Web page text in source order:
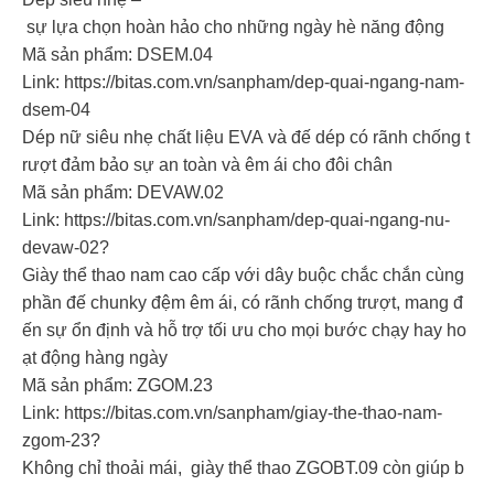
sự lựa chọn hoàn hảo cho những ngày hè năng động
Mã sản phẩm: DSEM.04
Link: https://bitas.com.vn/sanpham/dep-quai-ngang-nam-
dsem-04
Dép nữ siêu nhẹ chất liệu EVA và đế dép có rãnh chống t
rượt đảm bảo sự an toàn và êm ái cho đôi chân
Mã sản phẩm: DEVAW.02
Link: https://bitas.com.vn/sanpham/dep-quai-ngang-nu-
devaw-02?
Giày thể thao nam cao cấp với dây buộc chắc chắn cùng
phần đế chunky đệm êm ái, có rãnh chống trượt, mang đ
ến sự ổn định và hỗ trợ tối ưu cho mọi bước chạy hay ho
ạt động hàng ngày ‍️
Mã sản phẩm: ZGOM.23
Link: https://bitas.com.vn/sanpham/giay-the-thao-nam-
zgom-23?
Không chỉ thoải mái, giày thể thao ZGOBT.09 còn giúp b